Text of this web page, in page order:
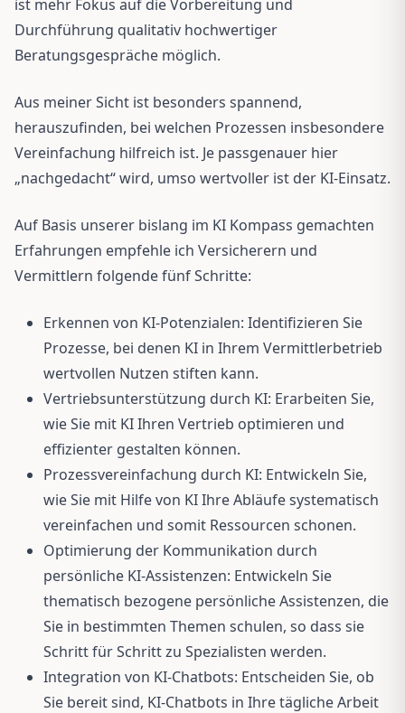
ist mehr Fokus auf die Vorbereitung und
Durchführung qualitativ hochwertiger
Beratungsgespräche möglich.
Aus meiner Sicht ist besonders spannend,
herauszufinden, bei welchen Prozessen insbesondere
Vereinfachung hilfreich ist. Je passgenauer hier
„nachgedacht“ wird, umso wertvoller ist der KI-Einsatz.
Auf Basis unserer bislang im KI Kompass gemachten
Erfahrungen empfehle ich Versicherern und
Vermittlern folgende fünf Schritte:
Erkennen von KI-Potenzialen: Identifizieren Sie
Prozesse, bei denen KI in Ihrem Vermittlerbetrieb
wertvollen Nutzen stiften kann.
Vertriebsunterstützung durch KI: Erarbeiten Sie,
wie Sie mit KI Ihren Vertrieb optimieren und
effizienter gestalten können.
Prozessvereinfachung durch KI: Entwickeln Sie,
wie Sie mit Hilfe von KI Ihre Abläufe systematisch
vereinfachen und somit Ressourcen schonen.
Optimierung der Kommunikation durch
persönliche KI-Assistenzen: Entwickeln Sie
thematisch bezogene persönliche Assistenzen, die
Sie in bestimmten Themen schulen, so dass sie
Schritt für Schritt zu Spezialisten werden.
Integration von KI-Chatbots: Entscheiden Sie, ob
Sie bereit sind, KI-Chatbots in Ihre tägliche Arbeit